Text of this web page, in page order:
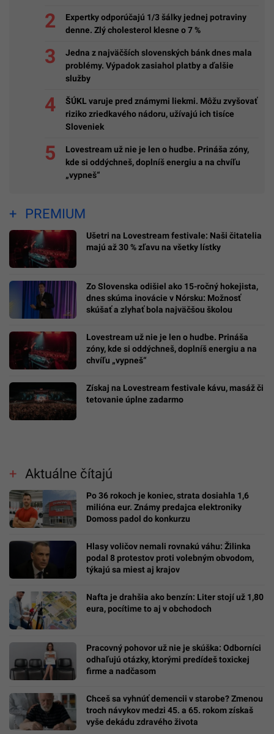
Expertky odporúčajú 1/3 šálky jednej potraviny
denne. Zlý cholesterol klesne o 7 %
Jedna z najväčších slovenských bánk dnes mala
problémy. Výpadok zasiahol platby a ďalšie
služby
ŠÚKL varuje pred známymi liekmi. Môžu zvyšovať
riziko zriedkavého nádoru, užívajú ich tisíce
Sloveniek
Lovestream už nie je len o hudbe. Prináša zóny,
kde si oddýchneš, doplníš energiu a na chvíľu
„vypneš“
PREMIUM
Ušetri na Lovestream festivale: Naši čitatelia
majú až 30 % zľavu na všetky lístky
Zo Slovenska odišiel ako 15-ročný hokejista,
dnes skúma inovácie v Nórsku: Možnosť
skúšať a zlyhať bola najväčšou školou
Lovestream už nie je len o hudbe. Prináša
zóny, kde si oddýchneš, doplníš energiu a na
chvíľu „vypneš“
Získaj na Lovestream festivale kávu, masáž či
tetovanie úplne zadarmo
Aktuálne čítajú
Po 36 rokoch je koniec, strata dosiahla 1,6
milióna eur. Známy predajca elektroniky
Domoss padol do konkurzu
Hlasy voličov nemali rovnakú váhu: Žilinka
podal 8 protestov proti volebným obvodom,
týkajú sa miest aj krajov
Nafta je drahšia ako benzín: Liter stojí už 1,80
eura, pocítime to aj v obchodoch
Pracovný pohovor už nie je skúška: Odborníci
odhaľujú otázky, ktorými predídeš toxickej
firme a nadčasom
Chceš sa vyhnúť demencii v starobe? Zmenou
troch návykov medzi 45. a 65. rokom získaš
vyše dekádu zdravého života